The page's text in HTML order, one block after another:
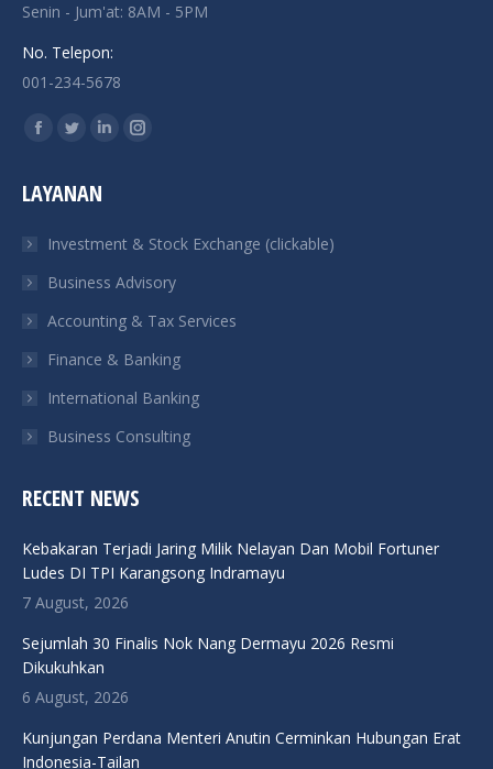
Senin - Jum'at: 8AM - 5PM
No. Telepon:
001-234-5678
Find us on:
Facebook
opens
new
window
Twitter
opens
new
window
Linkedin
new
window
Instagram
new
window
LAYANAN
Investment & Stock Exchange (clickable)
Business Advisory
Accounting & Tax Services
Finance & Banking
International Banking
Business Consulting
RECENT NEWS
Kebakaran Terjadi Jaring Milik Nelayan Dan Mobil Fortuner
Ludes DI TPI Karangsong Indramayu
7 August, 2026
Sejumlah 30 Finalis Nok Nang Dermayu 2026 Resmi
Dikukuhkan
6 August, 2026
Kunjungan Perdana Menteri Anutin Cerminkan Hubungan Erat
Indonesia-Tailan